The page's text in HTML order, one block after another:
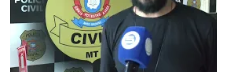
Acesso as notícias publicas
Acesso a comentários
Notícias exclusivas